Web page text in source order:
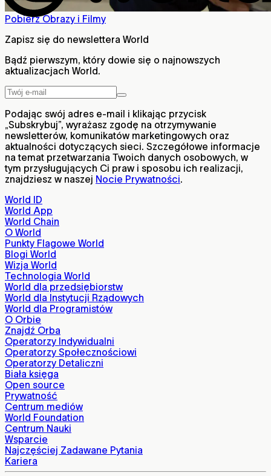
Pobierz Obrazy i Filmy
Zapisz się do newslettera World
Bądź pierwszym, który dowie się o najnowszych
aktualizacjach World.
Podając swój adres e-mail i klikając przycisk
„Subskrybuj”, wyrażasz zgodę na otrzymywanie
newsletterów, komunikatów marketingowych oraz
aktualności dotyczących sieci. Szczegółowe informacje
na temat przetwarzania Twoich danych osobowych, w
tym przysługujących Ci praw i sposobu ich realizacji,
znajdziesz w naszej Nocie Prywatności.
World ID
World App
World Chain
O World
Punkty Flagowe World
Blogi World
Wizja World
Technologia World
World dla przedsiębiorstw
World dla Instytucji Rządowych
World dla Programistów
O Orbie
Znajdź Orba
Operatorzy Indywidualni
Operatorzy Społecznościowi
Operatorzy Detaliczni
Biała księga
Open source
Prywatność
Centrum mediów
World Foundation
Centrum Nauki
Wsparcie
Najczęściej Zadawane Pytania
Kariera